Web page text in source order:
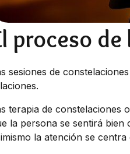
proceso
sesiones de
terapia de constelaciones
la persona se sentirá bien
la atención se